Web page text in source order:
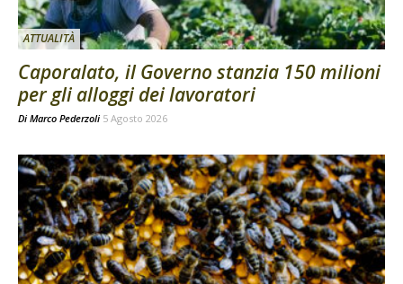
ATTUALITÀ
Caporalato, il Governo stanzia 150 milioni
per gli alloggi dei lavoratori
Di Marco Pederzoli 5 Agosto 2026